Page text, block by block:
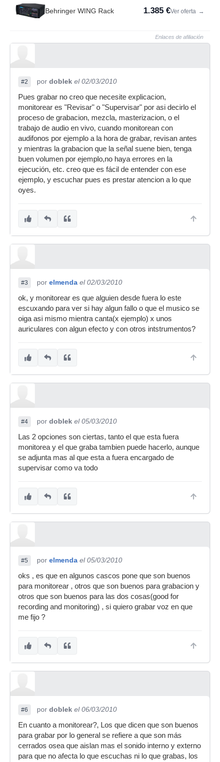
Behringer WING Rack 1.385 €Ver oferta →
Enlaces de afiliación
#2 por doblek el 02/03/2010
Pues grabar no creo que necesite explicacion,
monitorear es "Revisar" o "Supervisar" por asi decirlo el
proceso de grabacion, mezcla, masterizacion, o el
trabajo de audio en vivo, cuando monitorean con
audifonos por ejemplo a la hora de grabar, revisan antes
y mientras la grabacion que la señal suene bien, tenga
buen volumen por ejemplo,no haya errores en la
ejecución, etc. creo que es fácil de entender con ese
ejemplo, y escuchar pues es prestar atencion a lo que
oyes.
#3 por elmenda el 02/03/2010
ok, y monitorear es que alguien desde fuera lo este
escuxando para ver si hay algun fallo o que el musico se
oiga asi mismo mientra canta(x ejemplo) x unos
auriculares con algun efecto y con otros intstrumentos?
#4 por doblek el 05/03/2010
Las 2 opciones son ciertas, tanto el que esta fuera
monitorea y el que graba tambien puede hacerlo, aunque
se adjunta mas al que esta a fuera encargado de
supervisar como va todo
#5 por elmenda el 05/03/2010
oks , es que en algunos cascos pone que son buenos
para monitorear , otros que son buenos para grabacion y
otros que son buenos para las dos cosas(good for
recording and monitoring) , si quiero grabar voz en que
me fijo ?
#6 por doblek el 06/03/2010
En cuanto a monitorear?, Los que dicen que son buenos
para grabar por lo general se refiere a que son más
cerrados osea que aislan mas el sonido interno y externo
para que no afecta lo que escuchas ni lo que grabas, los